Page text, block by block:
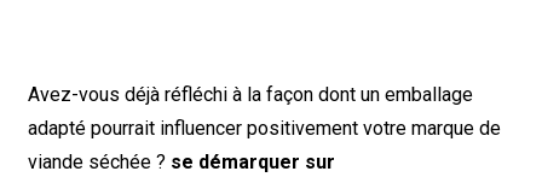
Avez-vous déjà réfléchi à la façon dont un emballage
adapté pourrait influencer positivement votre marque de
viande séchée ? se démarquer sur